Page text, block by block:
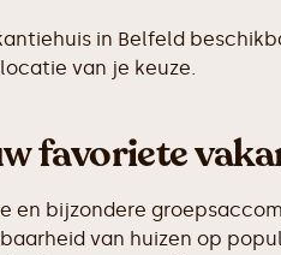
in Belfeld
van je keuze.
favoriete
en bijzondere
van huizen op